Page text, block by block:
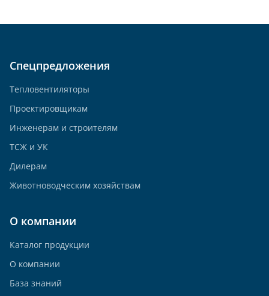
Спецпредложения
Тепловентиляторы
Проектировщикам
Инженерам и строителям
ТСЖ и УК
Дилерам
Животноводческим хозяйствам
О компании
Каталог продукции
О компании
База знаний